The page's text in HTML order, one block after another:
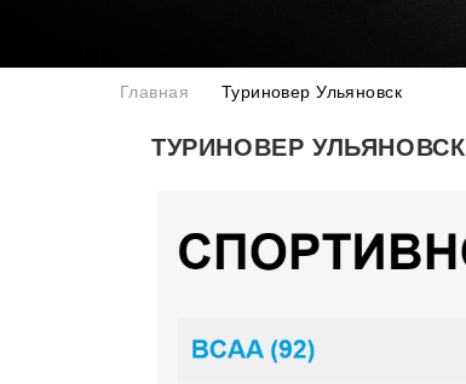
Главная Туриновер Ульяновск
ТУРИНОВЕР УЛЬЯНОВСК